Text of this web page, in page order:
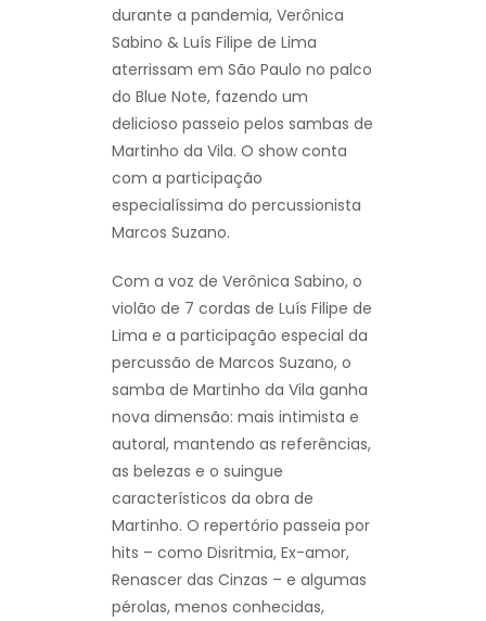
durante a pandemia, Verônica
Sabino & Luís Filipe de Lima
aterrissam em São Paulo no palco
do Blue Note, fazendo um
delicioso passeio pelos sambas de
Martinho da Vila. O show conta
com a participação
especialíssima do percussionista
Marcos Suzano.
Com a voz de Verônica Sabino, o
violão de 7 cordas de Luís Filipe de
Lima e a participação especial da
percussão de Marcos Suzano, o
samba de Martinho da Vila ganha
nova dimensão: mais intimista e
autoral, mantendo as referências,
as belezas e o suingue
característicos da obra de
Martinho. O repertório passeia por
hits – como Disritmia, Ex-amor,
Renascer das Cinzas – e algumas
pérolas, menos conhecidas,